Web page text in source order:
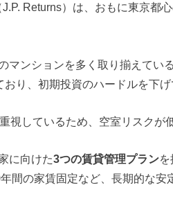
Returns）は、おもに東京都
ンションを多く取り揃えてい
おり、初期投資のハードルを下げ
視しているため、空室リスクが
に向けた3つの賃貸管理プラン
間の家賃固定など、長期的な安